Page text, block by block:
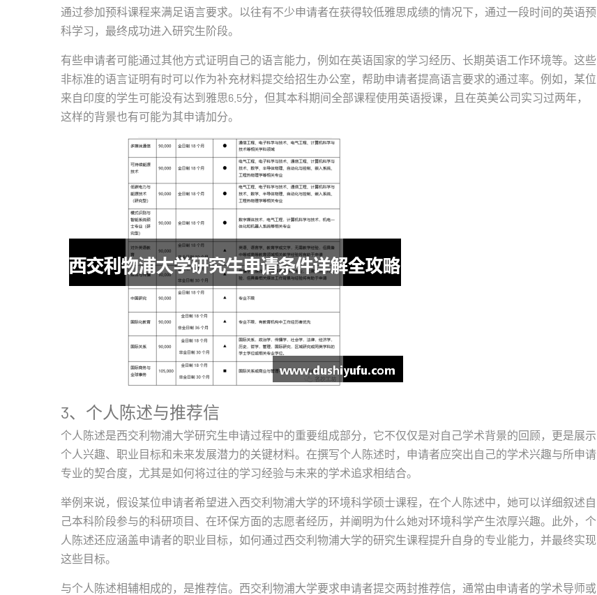
通过参加预科课程来满足语言要求。以往有不少申请者在获得较低雅思成绩的情况下，通过一段时间的英语预
科学习，最终成功进入研究生阶段。
有些申请者可能通过其他方式证明自己的语言能力，例如在英语国家的学习经历、长期英语工作环境等。这些
非标准的语言证明有时可以作为补充材料提交给招生办公室，帮助申请者提高语言要求的通过率。例如，某位
来自印度的学生可能没有达到雅思6.5分，但其本科期间全部课程使用英语授课，且在英美公司实习过两年，
这样的背景也有可能为其申请加分。
3、个人陈述与推荐信
个人陈述是西交利物浦大学研究生申请过程中的重要组成部分，它不仅仅是对自己学术背景的回顾，更是展示
个人兴趣、职业目标和未来发展潜力的关键材料。在撰写个人陈述时，申请者应突出自己的学术兴趣与所申请
专业的契合度，尤其是如何将过往的学习经验与未来的学术追求相结合。
举例来说，假设某位申请者希望进入西交利物浦大学的环境科学硕士课程，在个人陈述中，她可以详细叙述自
己本科阶段参与的科研项目、在环保方面的志愿者经历，并阐明为什么她对环境科学产生浓厚兴趣。此外，个
人陈述还应涵盖申请者的职业目标，如何通过西交利物浦大学的研究生课程提升自身的专业能力，并最终实现
这些目标。
与个人陈述相辅相成的，是推荐信。西交利物浦大学要求申请者提交两封推荐信，通常由申请者的学术导师或